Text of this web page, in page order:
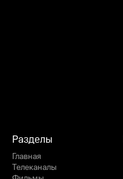
Разделы
Главная
Телеканалы